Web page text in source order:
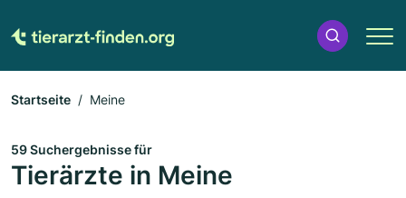
Startseite Meine
59 Suchergebnisse für
Tierärzte in Meine